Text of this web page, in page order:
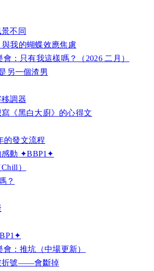
不同
與我的蝴蝶效應焦慮
：只有我這樣嗎？（2026 二月）
另一個渣男
調器
《黑白大廚》的心得文
的發文流程
感動 ✦BBP1✦
）
？
：推坑（中場更新）
折號——會斷掉